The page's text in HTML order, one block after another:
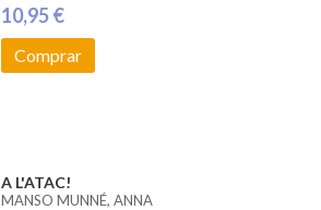
10,95 €
Comprar
A L'ATAC!
MANSO MUNNÉ, ANNA